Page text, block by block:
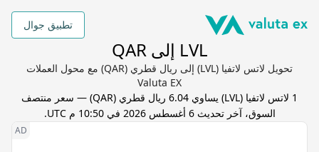
تطبيق جوال
LVL إلى QAR
تحويل لاتس لاتفيا (LVL) إلى ريال قطري (QAR) مع محول العملات
Valuta EX
1 لاتس لاتفيا (
LVL) يساوي 6.04 ريال قطري (
QAR) — سعر منتصف
السوق، آخر تحديث6 أغسطس 2026 في 10:50 م UTC .